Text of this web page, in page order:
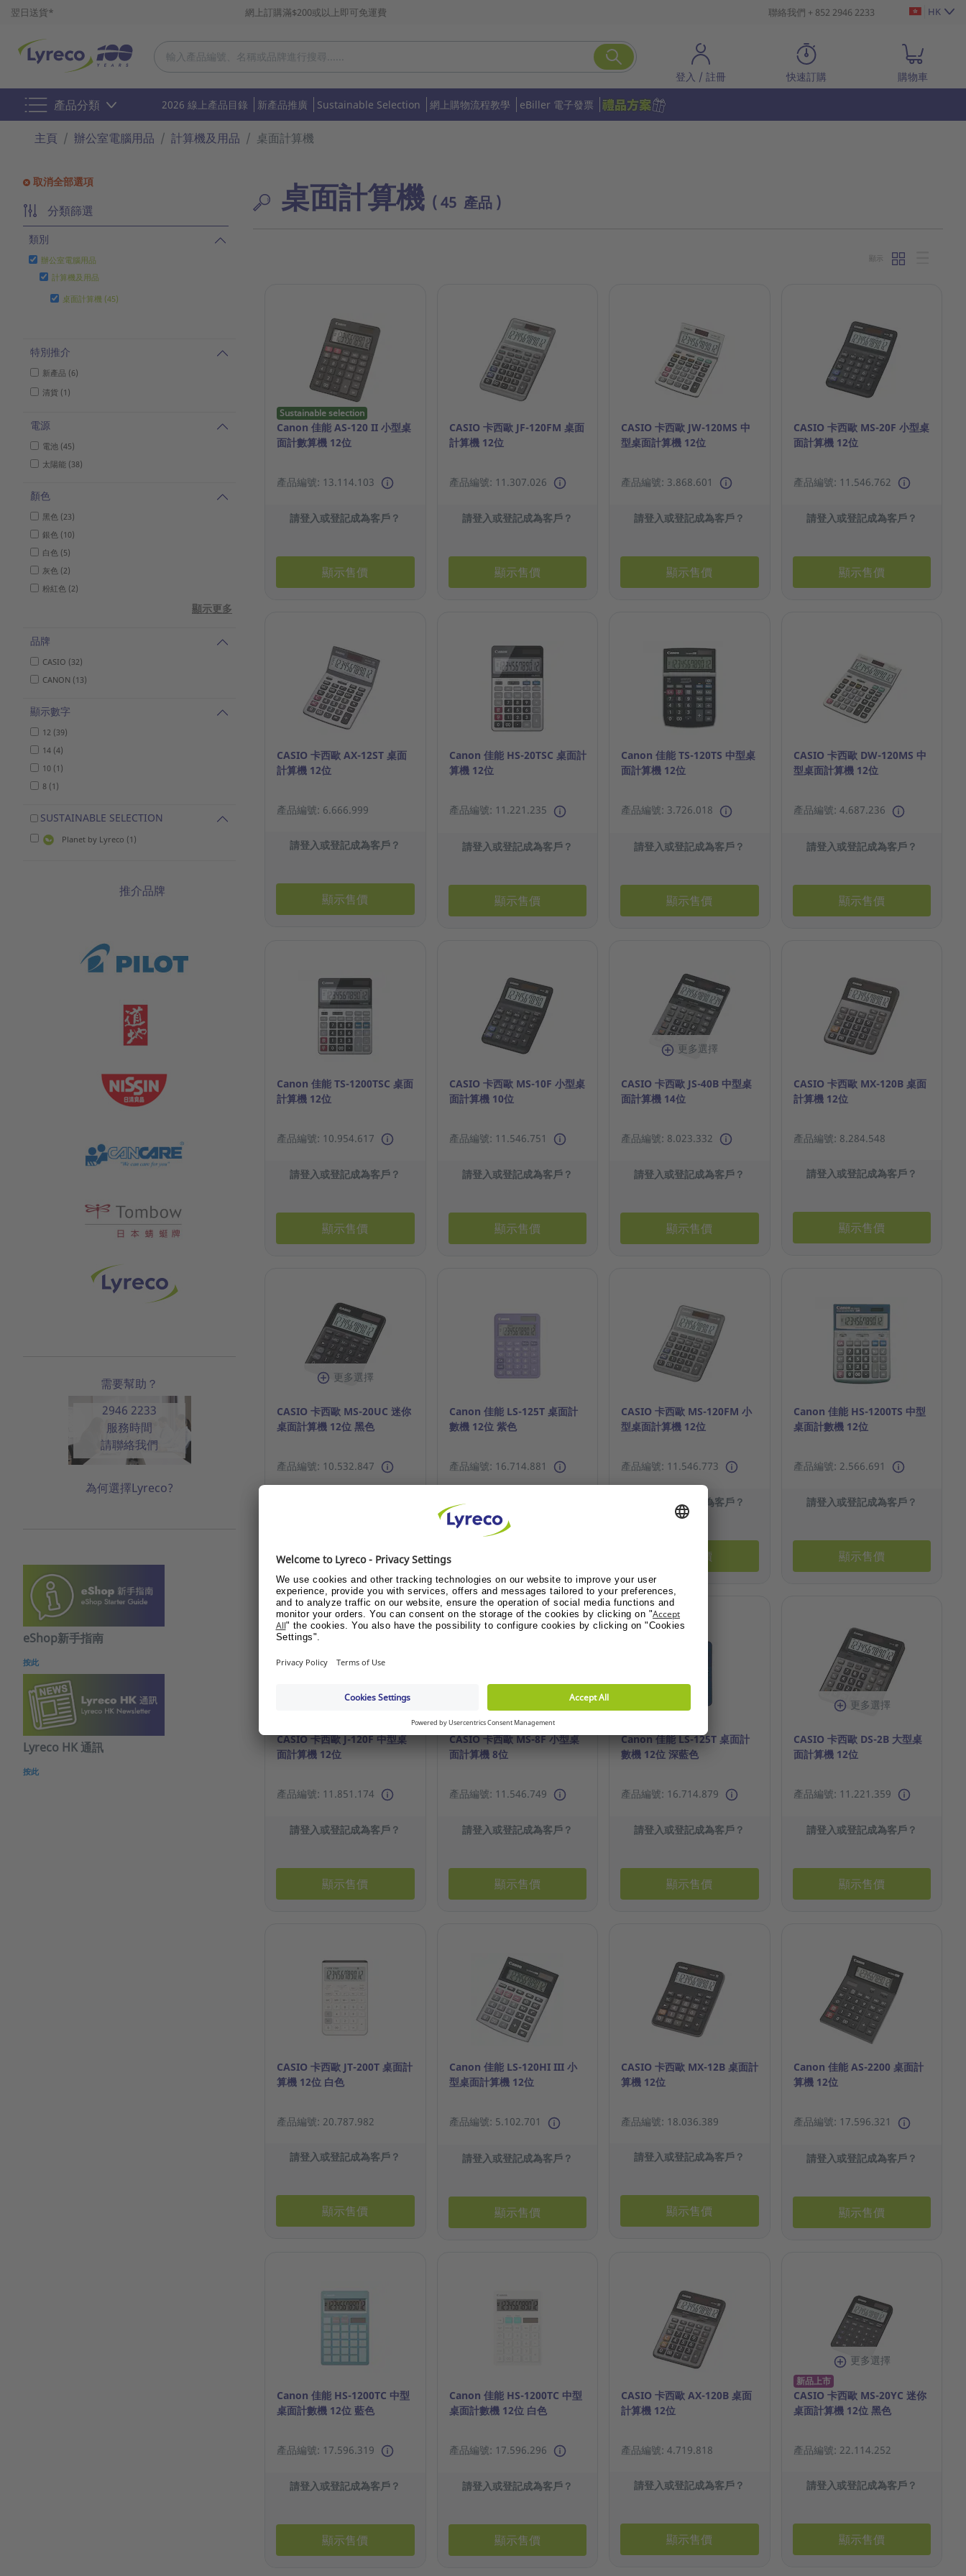
翌日送貨* 網上訂購滿$200或以上即可免運費 聯絡我們 + 852 2946 2233 HK
登入 / 註冊 快速訂購 購物車
產品分類 2026 線上產品目錄 新產品推廣 Sustainable Selection 網上購物流程教學 eBiller 電子發票
主頁 辦公室電腦用品 計算機及用品 桌面計算機
取消全部選項
分類篩選
類別
辦公室電腦用品
計算機及用品
桌面計算機 (45)
特別推介
新產品 (6)
清貨 (1)
電源
電池 (45)
太陽能 (38)
顏色
黑色 (23)
銀色 (10)
白色 (5)
灰色 (2)
粉紅色 (2)
顯示更多
品牌
CASIO (32)
CANON (13)
顯示數字
12 (39)
14 (4)
10 (1)
8 (1)
SUSTAINABLE SELECTION
Planet by Lyreco (1)
推介品牌
需要幫助？
2946 2233
服務時間
請聯絡我們
為何選擇Lyreco?
eShop新手指南
按此
Lyreco HK 通訊
按此
桌面計算機 ( 45 產品 )
顯示
Sustainable selection
Canon 佳能 AS-120 II 小型桌
面計數算機 12位
產品編號: 13.114.103
請登入或登記成為客戶？
顯示售價
CASIO 卡西歐 JF-120FM 桌面
計算機 12位
產品編號: 11.307.026
請登入或登記成為客戶？
顯示售價
CASIO 卡西歐 JW-120MS 中
型桌面計算機 12位
產品編號: 3.868.601
請登入或登記成為客戶？
顯示售價
CASIO 卡西歐 MS-20F 小型桌
面計算機 12位
產品編號: 11.546.762
請登入或登記成為客戶？
顯示售價
CASIO 卡西歐 AX-12ST 桌面
計算機 12位
產品編號: 6.666.999
請登入或登記成為客戶？
顯示售價
Canon 佳能 HS-20TSC 桌面計
算機 12位
產品編號: 11.221.235
請登入或登記成為客戶？
顯示售價
Canon 佳能 TS-120TS 中型桌
面計算機 12位
產品編號: 3.726.018
請登入或登記成為客戶？
顯示售價
CASIO 卡西歐 DW-120MS 中
型桌面計算機 12位
產品編號: 4.687.236
請登入或登記成為客戶？
顯示售價
Canon 佳能 TS-1200TSC 桌面
計算機 12位
產品編號: 10.954.617
請登入或登記成為客戶？
顯示售價
CASIO 卡西歐 MS-10F 小型桌
面計算機 10位
產品編號: 11.546.751
請登入或登記成為客戶？
顯示售價
更多選擇
CASIO 卡西歐 JS-40B 中型桌
面計算機 14位
產品編號: 8.023.332
請登入或登記成為客戶？
顯示售價
CASIO 卡西歐 MX-120B 桌面
計算機 12位
產品編號: 8.284.548
請登入或登記成為客戶？
顯示售價
更多選擇
CASIO 卡西歐 MS-20UC 迷你
桌面計算機 12位 黑色
產品編號: 10.532.847
顯示售價
Canon 佳能 LS-125T 桌面計
數機 12位 紫色
產品編號: 16.714.881
請登入或登記成為客戶？
CASIO 卡西歐 MS-120FM 小
型桌面計算機 12位
產品編號: 11.546.773
請登入或登記成為客戶？
顯示售價
Canon 佳能 HS-1200TS 中型
桌面計數機 12位
產品編號: 2.566.691
請登入或登記成為客戶？
顯示售價
CASIO 卡西歐 J-120F 中型桌
面計算機 12位
產品編號: 11.851.174
請登入或登記成為客戶？
顯示售價
CASIO 卡西歐 MS-8F 小型桌
面計算機 8位
產品編號: 11.546.749
請登入或登記成為客戶？
顯示售價
Canon 佳能 LS-125T 桌面計
數機 12位 深藍色
產品編號: 16.714.879
請登入或登記成為客戶？
顯示售價
更多選擇
CASIO 卡西歐 DS-2B 大型桌
面計算機 12位
產品編號: 11.221.359
請登入或登記成為客戶？
顯示售價
CASIO 卡西歐 JT-200T 桌面計
算機 12位 白色
產品編號: 20.787.982
請登入或登記成為客戶？
顯示售價
Canon 佳能 LS-120HI III 小
型桌面計算機 12位
產品編號: 5.102.701
請登入或登記成為客戶？
顯示售價
CASIO 卡西歐 MX-12B 桌面計
算機 12位
產品編號: 18.036.389
請登入或登記成為客戶？
顯示售價
Canon 佳能 AS-2200 桌面計
算機 12位
產品編號: 17.596.321
請登入或登記成為客戶？
顯示售價
Canon 佳能 HS-1200TC 中型
桌面計數機 12位 藍色
產品編號: 17.596.319
請登入或登記成為客戶？
顯示售價
Canon 佳能 HS-1200TC 中型
桌面計數機 12位 白色
產品編號: 17.596.296
請登入或登記成為客戶？
顯示售價
CASIO 卡西歐 AX-120B 桌面
計算機 12位
產品編號: 4.719.818
請登入或登記成為客戶？
顯示售價
更多選擇
新品上市
CASIO 卡西歐 MS-20YC 迷你
桌面計算機 12位 黑色
產品編號: 22.114.252
請登入或登記成為客戶？
顯示售價